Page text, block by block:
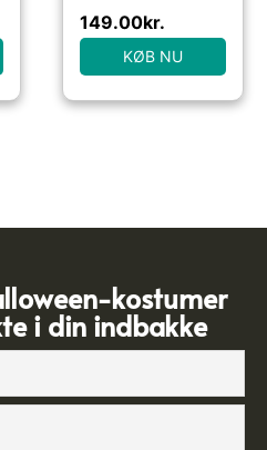
149.00kr.
KØB NU
kostumer
i din indbakke